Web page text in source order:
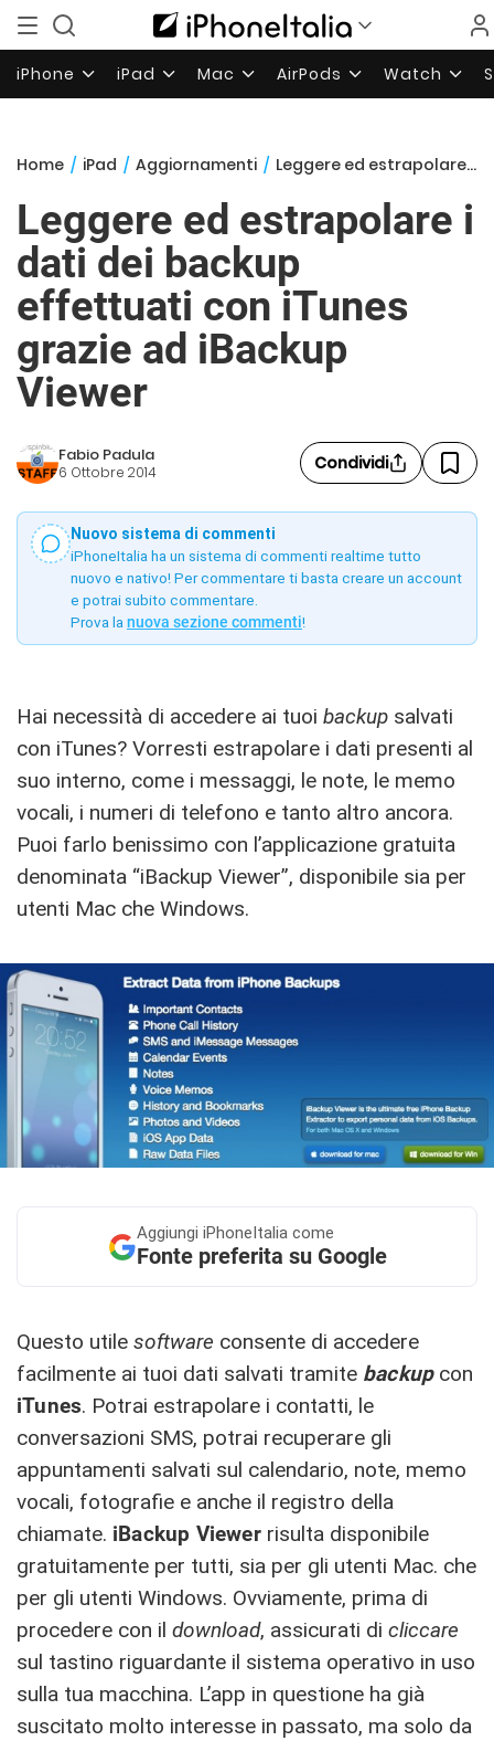
iPhone iPad Mac AirPods Watch
Home / iPad / Aggiornamenti / Leggere ed estrapolare i dati dei backup effettuati con iTunes grazie ad iBackup Viewer
Leggere ed estrapolare i
dati dei backup
effettuati con iTunes
grazie ad iBackup
Viewer
Fabio Padula
6 Ottobre 2014 Condividi
Nuovo sistema di commenti
iPhoneItalia ha un sistema di commenti realtime tutto
nuovo e nativo! Per commentare ti basta creare un account
e potrai subito commentare.
Prova la nuova sezione commenti!
Hai necessità di accedere ai tuoi backup salvati
con iTunes? Vorresti estrapolare i dati presenti al
suo interno, come i messaggi, le note, le memo
vocali, i numeri di telefono e tanto altro ancora.
Puoi farlo benissimo con l’applicazione gratuita
denominata “iBackup Viewer”, disponibile sia per
utenti Mac che Windows.
Aggiungi iPhoneItalia come
Fonte preferita su Google
Questo utile software consente di accedere
facilmente ai tuoi dati salvati tramite backupcon
iTunes. Potrai estrapolare i contatti, le
conversazioni SMS, potrai recuperare gli
appuntamenti salvati sul calendario, note, memo
vocali, fotografie e anche il registro della
chiamate. iBackup Viewer risulta disponibile
gratuitamente per tutti, sia per gli utenti Mac. che
per gli utenti Windows. Ovviamente, prima di
procedere con il download, assicurati di cliccare
sul tastino riguardante il sistema operativo in uso
sulla tua macchina. L’app in questione ha già
suscitato molto interesse in passato, ma solo da